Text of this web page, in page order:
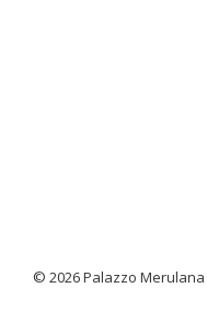
© 2026 Palazzo Merulana